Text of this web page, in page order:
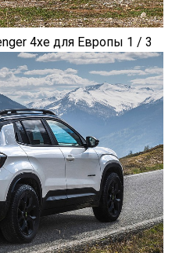
4xe для Европы 1 / 3